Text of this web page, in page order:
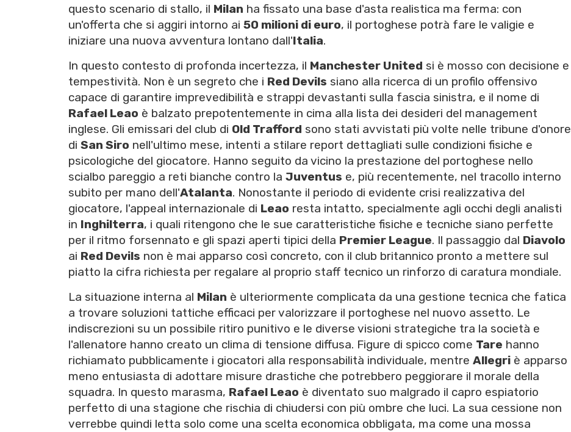
questo scenario di stallo, il Milan ha fissato una base d'asta realistica ma ferma: con
un'offerta che si aggiri intorno ai 50 milioni di euro, il portoghese potrà fare le valigie e
iniziare una nuova avventura lontano dall'Italia.
In questo contesto di profonda incertezza, il Manchester United si è mosso con decisione e
tempestività. Non è un segreto che i Red Devils siano alla ricerca di un profilo offensivo
capace di garantire imprevedibilità e strappi devastanti sulla fascia sinistra, e il nome di
Rafael Leao è balzato prepotentemente in cima alla lista dei desideri del management
inglese. Gli emissari del club di Old Trafford sono stati avvistati più volte nelle tribune d'onore
di San Siro nell'ultimo mese, intenti a stilare report dettagliati sulle condizioni fisiche e
psicologiche del giocatore. Hanno seguito da vicino la prestazione del portoghese nello
scialbo pareggio a reti bianche contro la Juventus e, più recentemente, nel tracollo interno
subito per mano dell'Atalanta. Nonostante il periodo di evidente crisi realizzativa del
giocatore, l'appeal internazionale di Leao resta intatto, specialmente agli occhi degli analisti
in Inghilterra, i quali ritengono che le sue caratteristiche fisiche e tecniche siano perfette
per il ritmo forsennato e gli spazi aperti tipici della Premier League. Il passaggio dal Diavolo
ai Red Devils non è mai apparso così concreto, con il club britannico pronto a mettere sul
piatto la cifra richiesta per regalare al proprio staff tecnico un rinforzo di caratura mondiale.
La situazione interna al Milan è ulteriormente complicata da una gestione tecnica che fatica
a trovare soluzioni tattiche efficaci per valorizzare il portoghese nel nuovo assetto. Le
indiscrezioni su un possibile ritiro punitivo e le diverse visioni strategiche tra la società e
l'allenatore hanno creato un clima di tensione diffusa. Figure di spicco come Tare hanno
richiamato pubblicamente i giocatori alla responsabilità individuale, mentre Allegri è apparso
meno entusiasta di adottare misure drastiche che potrebbero peggiorare il morale della
squadra. In questo marasma, Rafael Leao è diventato suo malgrado il capro espiatorio
perfetto di una stagione che rischia di chiudersi con più ombre che luci. La sua cessione non
verrebbe quindi letta solo come una scelta economica obbligata, ma come una mossa